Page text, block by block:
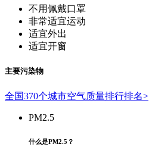
不用佩戴口罩
非常适宜运动
适宜外出
适宜开窗
主要污染物
全国370个城市空气质量排行排名>
PM2.5
什么是PM2.5？